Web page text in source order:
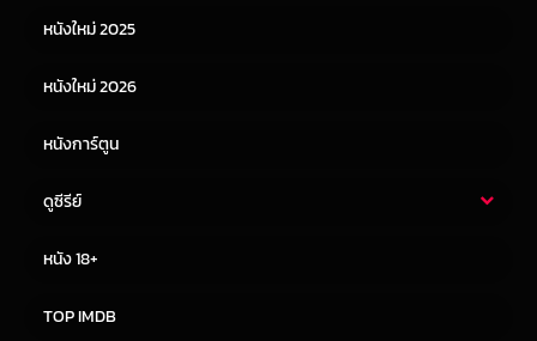
หนังจีน
หนังใหม่ 2025
หนังใหม่ 2026
หนังการ์ตูน
ดูซีรีย์
หนัง 18+
TOP IMDB